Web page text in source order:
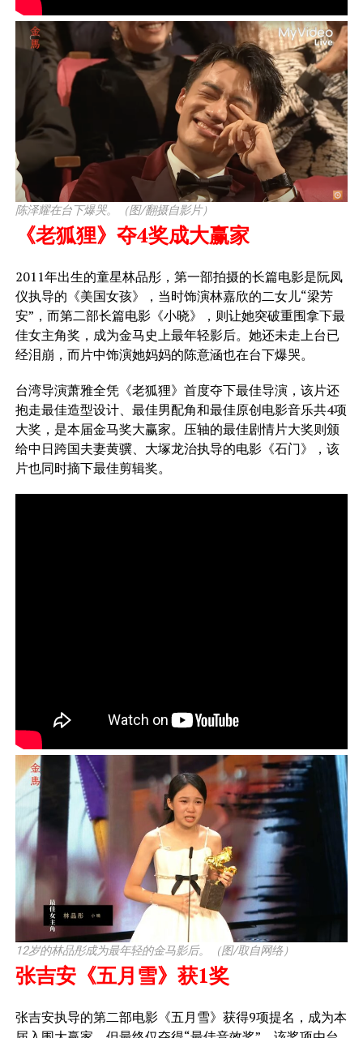
陈泽耀在台下爆哭。（图/翻摄自影片）
《老狐狸》夺4奖成大赢家
2011年出生的童星林品彤，第一部拍摄的长篇电影是阮凤
仪执导的《美国女孩》，当时饰演林嘉欣的二女儿“梁芳
安”，而第二部长篇电影《小晓》，则让她突破重围拿下最
佳女主角奖，成为金马史上最年轻影后。她还未走上台已
经泪崩，而片中饰演她妈妈的陈意涵也在台下爆哭。
台湾导演萧雅全凭《老狐狸》首度夺下最佳导演，该片还
抱走最佳造型设计、最佳男配角和最佳原创电影音乐共4项
大奖，是本届金马奖大赢家。压轴的最佳剧情片大奖则颁
给中日跨国夫妻黄骥、大塚龙治执导的电影《石门》，该
片也同时摘下最佳剪辑奖。
12岁的林品彤成为最年轻的金马影后。（图/取自网络）
张吉安《五月雪》获1奖
张吉安执导的第二部电影《五月雪》获得9项提名，成为本